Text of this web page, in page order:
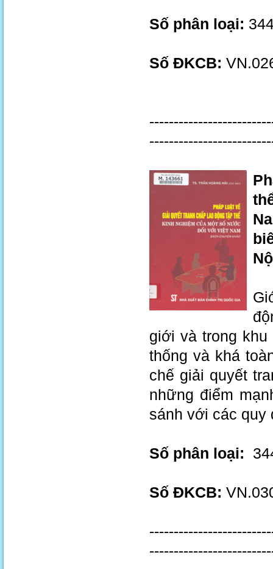
Số phân loại:
Số ĐKCB:
giới và trong
thống và khá
chế giải quyết
những điểm
sánh với các
Số phân loại:
Số ĐKCB: